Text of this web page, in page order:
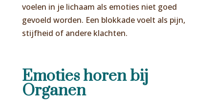
voelen in je lichaam als emoties niet goed
gevoeld worden. Een blokkade voelt als pijn,
stijfheid of andere klachten.
Emoties horen bij
Organen